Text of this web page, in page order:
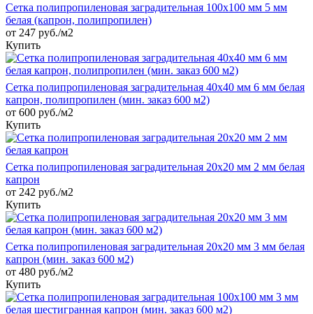
Сетка полипропиленовая заградительная 100х100 мм 5 мм
белая (капрон, полипропилен)
от 247 руб./м2
Купить
Сетка полипропиленовая заградительная 40х40 мм 6 мм белая
капрон, полипропилен (мин. заказ 600 м2)
от 600 руб./м2
Купить
Сетка полипропиленовая заградительная 20х20 мм 2 мм белая
капрон
от 242 руб./м2
Купить
Сетка полипропиленовая заградительная 20х20 мм 3 мм белая
капрон (мин. заказ 600 м2)
от 480 руб./м2
Купить